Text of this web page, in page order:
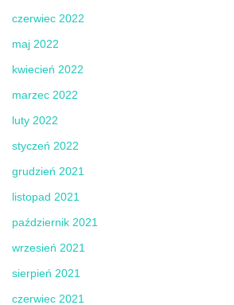
czerwiec 2022
maj 2022
kwiecień 2022
marzec 2022
luty 2022
styczeń 2022
grudzień 2021
listopad 2021
październik 2021
wrzesień 2021
sierpień 2021
czerwiec 2021